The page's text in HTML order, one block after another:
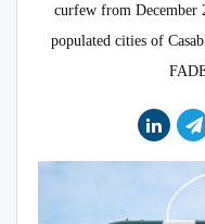
curfew from December
populated cities of